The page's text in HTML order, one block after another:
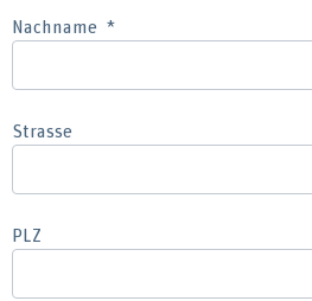
Nachname
Strasse
PLZ